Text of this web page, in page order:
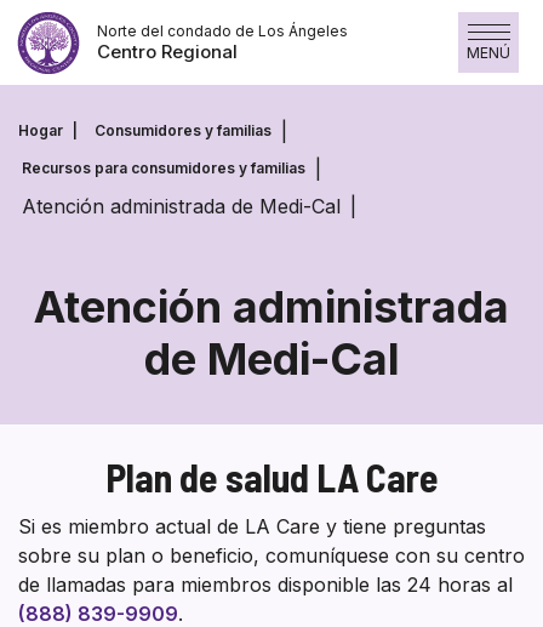
Saltar
contenido
Norte del condado de Los Ángeles
Centro Regional MENÚ
Hogar Consumidores y familias
Recursos para consumidores y familias
Atención administrada de Medi-Cal
Atención administrada
de Medi-Cal
Atención
Medi-
Cal
Plan de salud LA Care
Si es miembro actual de LA Care y tiene preguntas
sobre su plan o beneficio, comuníquese con su centro
de llamadas para miembros disponible las 24 horas al
(888) 839-9909.